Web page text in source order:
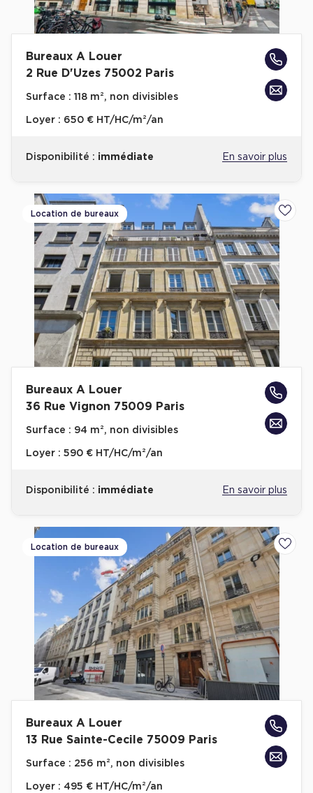
Bureaux A Louer
2 Rue D'Uzes 75002 Paris
Surface : 118 m², non divisibles
Loyer : 650 € HT/HC/m²/an
Disponibilité : immédiate En savoir plus
Location de bureaux
Bureaux A Louer
36 Rue Vignon 75009 Paris
Surface : 94 m², non divisibles
Loyer : 590 € HT/HC/m²/an
Disponibilité : immédiate En savoir plus
Location de bureaux
Bureaux A Louer
13 Rue Sainte-Cecile 75009 Paris
Surface : 256 m², non divisibles
Loyer : 495 € HT/HC/m²/an